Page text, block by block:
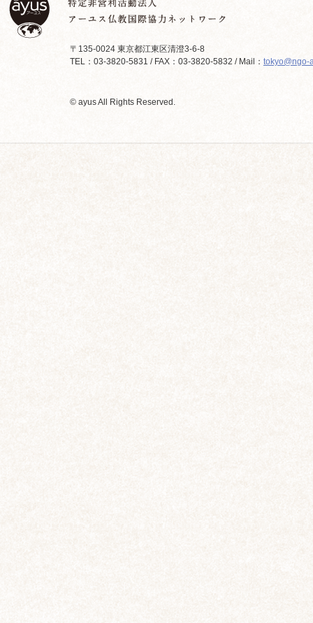
〒135-0024 東京都江東区清澄3-6-8
TEL：03-3820-5831 / FAX：03-3820-5832 / Mail： tokyo@ngo-
© ayus All Rights Reserved.